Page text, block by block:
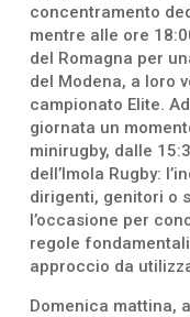
concentramento
mentre alle ore
del Romagna per
del Modena, a loro
campionato Elite.
giornata un
minirugby, dalle
dell’Imola Rugby:
dirigenti, genitori o
l’occasione per
regole
approccio da
Domenica mattina,